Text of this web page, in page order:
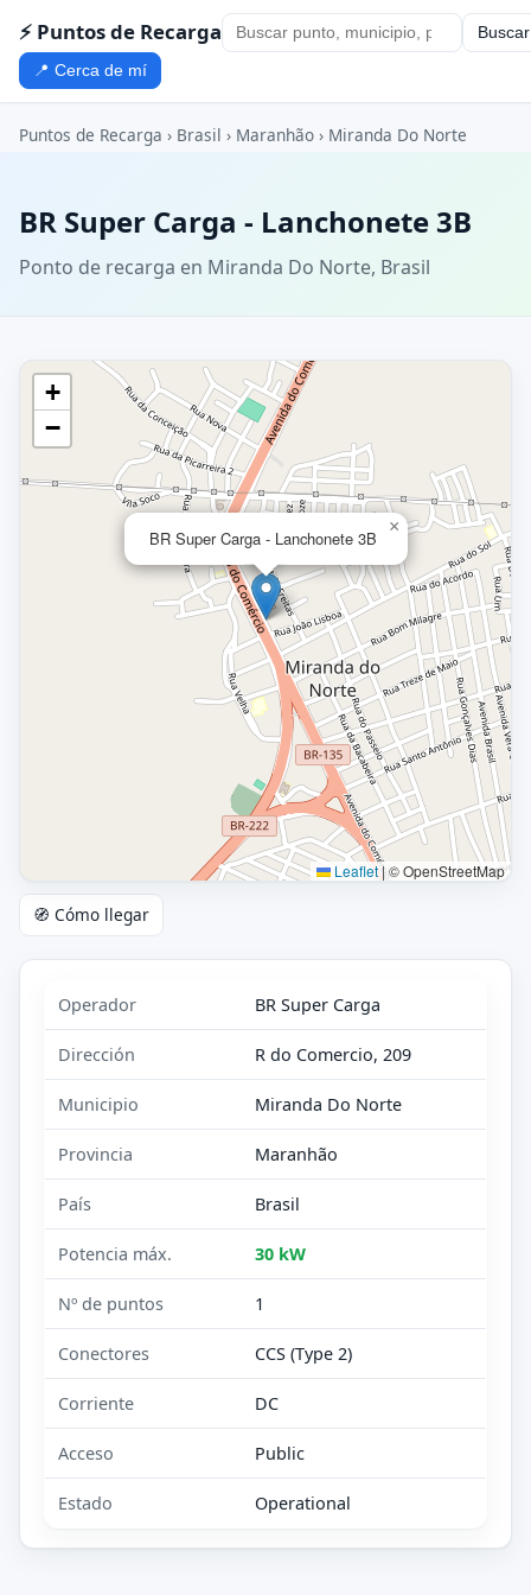
⚡ Puntos de Recarga Buscar
📍 Cerca de mí
Puntos de Recarga › Brasil › Maranhão › Miranda Do Norte
BR Super Carga - Lanchonete 3B
Ponto de recarga en Miranda Do Norte, Brasil
BR Super Carga - Lanchonete 3B
×
+
−
Leaflet|© OpenStreetMap
🧭 Cómo llegar
Operador BR Super Carga
Dirección R do Comercio, 209
Municipio Miranda Do Norte
Provincia Maranhão
País Brasil
Potencia máx. 30 kW
Nº de puntos 1
Conectores CCS (Type 2)
Corriente DC
Acceso Public
Estado Operational